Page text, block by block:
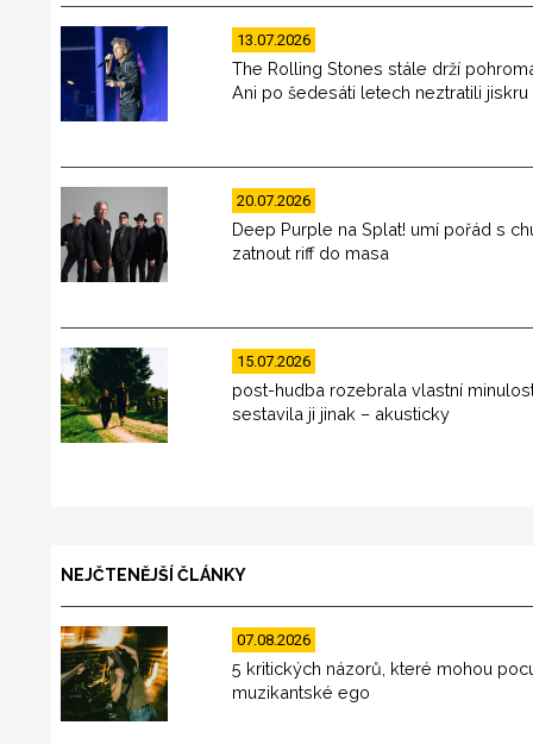
13.07.2026
The Rolling Stones stále drží
Ani po šedesáti letech neztratili jiskru
20.07.2026
Deep Purple na Splat! umí pořád s
zatnout riff do masa
15.07.2026
post-hudba rozebrala vlastní
sestavila ji jinak – akusticky
NEJČTENĚJŠÍ ČLÁNKY
07.08.2026
5 kritických názorů, které mohou
muzikantské ego